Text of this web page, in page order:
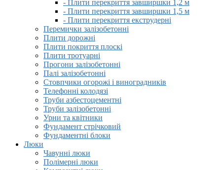
- Плити перекриття завширшки 1,2 м
- Плити перекриття завширшки 1,5 м
- Плити перекриття екструдерні
Перемички залізобетонні
Плити дорожні
Плити покриття плоскі
Плити тротуарні
Прогони залізобетонні
Палі залізобетонні
Стовпчики огорожі і виноградників
Телефонні колодязі
Труби азбестоцементні
Труби залізобетонні
Урни та квітники
Фундамент стрічковий
Фундаментні блоки
Люки
Чавунні люки
Полімерні люки